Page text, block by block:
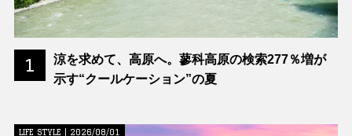
1
涼を求めて、高原へ。蓼科高原の検索277％増が
示す“クールケーション”の夏
LIFE STYLE | 2026/08/01